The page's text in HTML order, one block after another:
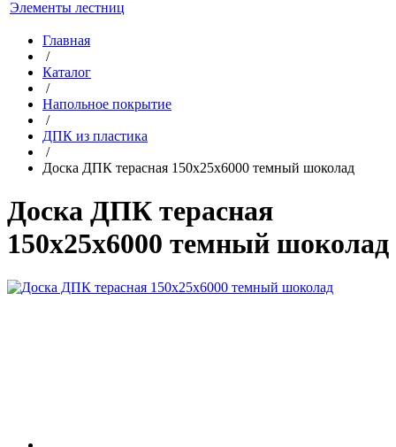
Элементы лестниц
Главная
/
Каталог
/
Напольное покрытие
/
ДПК из пластика
/
Доска ДПК терасная 150х25х6000 темный шоколад
Доска ДПК терасная
150х25х6000 темный шоколад